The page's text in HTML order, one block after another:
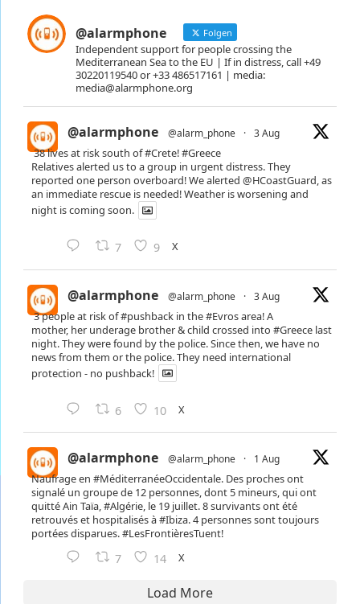
@alarmphone Folgen
Independent support for people crossing the
Mediterranean Sea to the EU | If in distress, call +49
30220119540 or +33 486517161 | media:
media@alarmphone.org
@alarmphone @alarm_phone · 3 Aug
38 lives at risk south of#Crete!#Greece
Relatives alerted us to a group in urgent distress. They
reported one person overboard! We alerted @HCoastGuard, as
an immediate rescue is needed! Weather is worsening and
night is coming soon.
7 9 X
@alarmphone @alarm_phone · 3 Aug
3 people at risk of#pushback in the#Evrosarea! A
mother, her underage brother & child crossed into #Greece last
night. They were found by the police. Since then, we have no
news from them or the police. They need international
protection - no pushback!
6 10 X
@alarmphone @alarm_phone · 1 Aug
Naufrage en #MéditerranéeOccidentale. Des proches ont
signalé un groupe de 12 personnes, dont 5 mineurs, qui ont
quitté Ain Taïa,#Algérie, le 19 juillet. 8 survivants ont été
retrouvés et hospitalisés à#Ibiza. 4 personnes sont toujours
portées disparues.#LesFrontièresTuent!
7 14 X
Load More